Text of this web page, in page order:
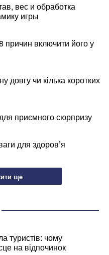
вес и обработка
игры
причин включити його у
довгу чи кілька коротких
приємного сюрпризу
для здоров’я
ще
туристів: чому
на відпочинок